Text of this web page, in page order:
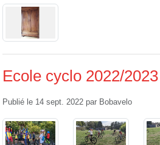
Ecole cyclo 2022/2023
Publié le 14 sept. 2022 par Bobavelo